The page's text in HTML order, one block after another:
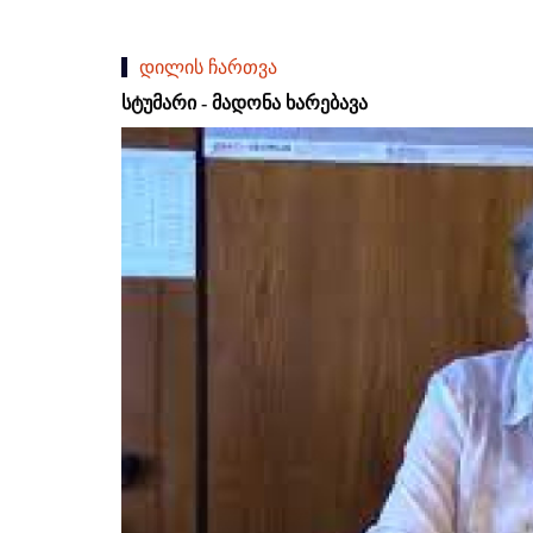
დილის ჩართვა
სტუმარი - მადონა ხარებავა